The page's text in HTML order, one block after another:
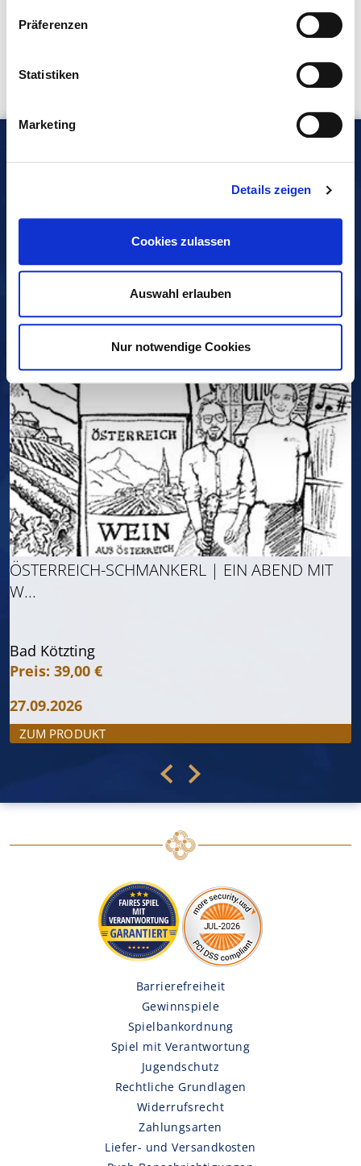
Präferenzen
Statistiken
Marketing
Details zeigen
Cookies zulassen
Auswahl erlauben
Nur notwendige Cookies
FÜR SIE EMPFOHLEN
ÖSTERREICH-SCHMANKERL | EIN ABEND MIT
W...
Bad Kötzting
Preis: 39,00 €
27.09.2026
ZUM PRODUKT
Barrierefreiheit
Gewinnspiele
Spielbankordnung
Spiel mit Verantwortung
Jugendschutz
Rechtliche Grundlagen
Widerrufsrecht
Zahlungsarten
Liefer- und Versandkosten